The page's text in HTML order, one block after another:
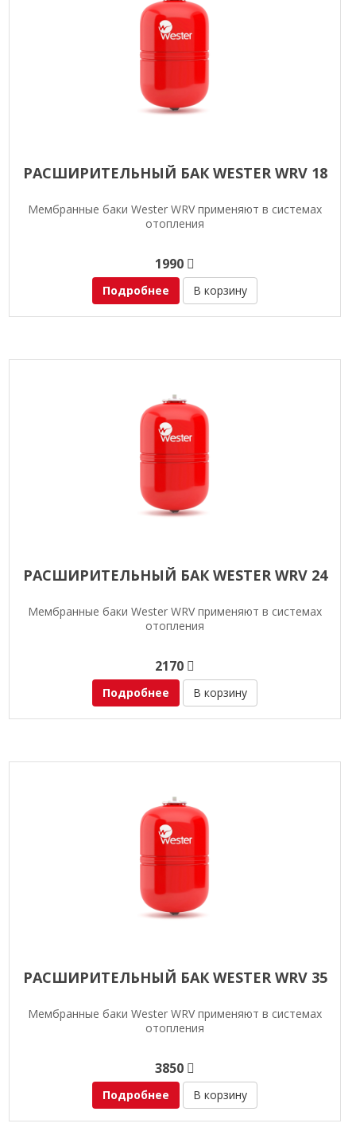
РАСШИРИТЕЛЬНЫЙ БАК WESTER WRV 18
Мембранные баки Wester WRV применяют в системах
отопления
1990
Подробнее В корзину
РАСШИРИТЕЛЬНЫЙ БАК WESTER WRV 24
Мембранные баки Wester WRV применяют в системах
отопления
2170
Подробнее В корзину
РАСШИРИТЕЛЬНЫЙ БАК WESTER WRV 35
Мембранные баки Wester WRV применяют в системах
отопления
3850
Подробнее В корзину